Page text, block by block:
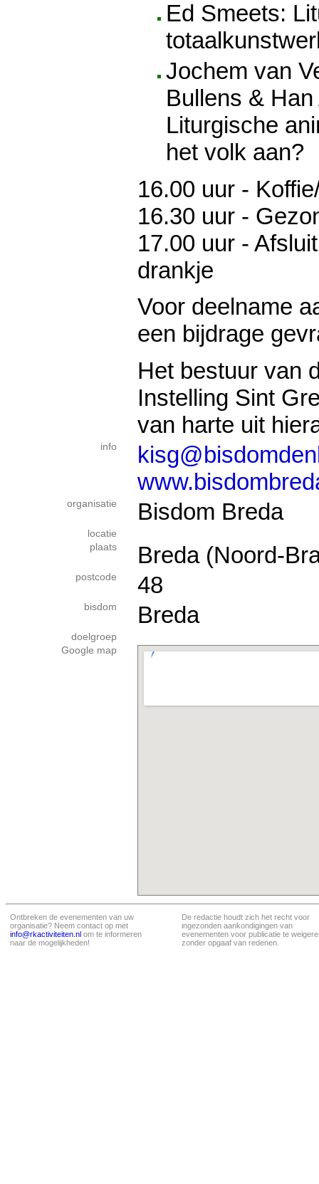
Ed Smeets:
Jochem van
Bullens &
Liturgische
het volk aan?
16.00 uur -
16.30 uur -
17.00 uur -
drankje
Voor deelname
een bijdrage
Het bestuur van
Instelling Sint
van harte uit
info
organisatie Bisdom Breda
locatie
plaats
Breda (Noord-
postcode 48
bisdom Breda
doelgroep
Google map
Ontbreken de evenementen van uw
organisatie? Neem contact op met
info@rkactiviteiten.nl om te informeren
naar de mogelijkheden!
De redactie houdt zich het recht voor
ingezonden aankondigingen van
evenementen voor publicatie te
zonder opgaaf van redenen.